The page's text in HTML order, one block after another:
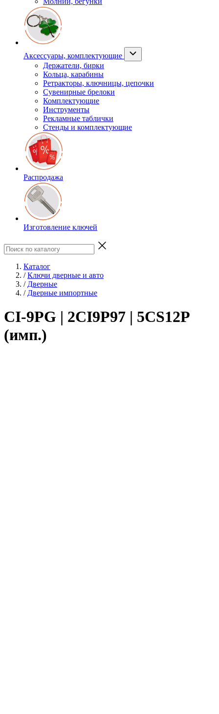
Аксессуары, комплектующие
Держатели, бирки
Кольца, карабины
Ретракторы, ключницы, цепочки
Сувенирные брелоки
Комплектующие
Инструменты
Рекламные таблички
Стенды и комплектующие
Распродажа
Изготовление ключей
Каталог
/ Ключи дверные и авто
/ Дверные
/ Дверные импортные
CI-9PG | 2CI9P97 | 5CS12P
(имп.)